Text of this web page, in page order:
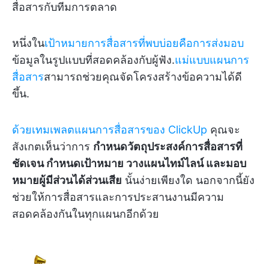
สื่อสารกับทีมการตลาด
หนึ่งในเป้าหมายการสื่อสารที่พบบ่อยคือการส่งมอบ
ข้อมูลในรูปแบบที่สอดคล้องกับผู้ฟัง.แม่แบบแผนการ
สื่อสารสามารถช่วยคุณจัดโครงสร้างข้อความได้ดี
ขึ้น.
ด้วยเทมเพลตแผนการสื่อสารของ ClickUp คุณจะ
สังเกตเห็นว่าการ กำหนดวัตถุประสงค์การสื่อสารที่
ชัดเจน กำหนดเป้าหมาย วางแผนไทม์ไลน์ และมอบ
หมายผู้มีส่วนได้ส่วนเสีย นั้นง่ายเพียงใด นอกจากนี้ยัง
ช่วยให้การสื่อสารและการประสานงานมีความ
สอดคล้องกันในทุกแผนกอีกด้วย